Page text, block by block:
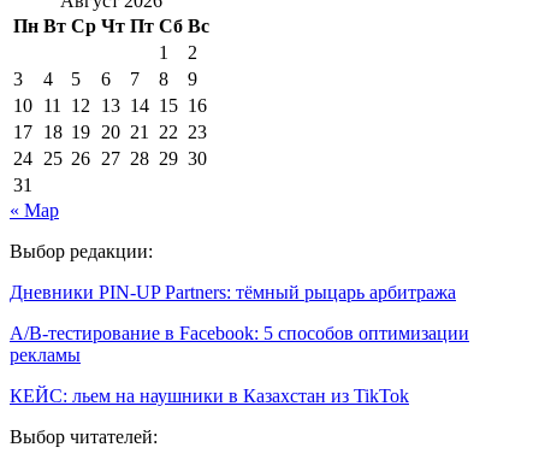
Пн Вт Ср Чт Пт Сб Вс
1
2
3
4 5 6 7 8
9
10 11 12 13 14 15 16
17 18 19 20 21 22 23
24 25 26 27 28 29 30
31
« Мар
Выбор редакции:
Дневники PIN-UP Partners: тёмный рыцарь арбитража
A/B-тестирование в Facebook: 5 способов оптимизации
рекламы
КЕЙС: льем на наушники в Казахстан из TikTok
Выбор читателей: